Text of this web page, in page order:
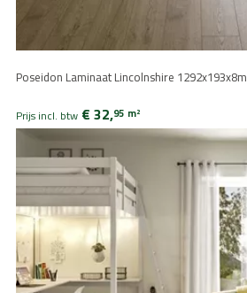
Poseidon Laminaat Lincolnshire
Prijs incl. btw € 32,95 m2